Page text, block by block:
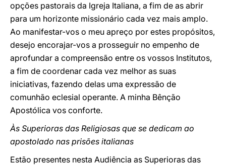
opções pastorais da Igreja Italiana, a fim de as abrir
para um horizonte missionário cada vez mais amplo.
Ao manifestar-vos o meu apreço por estes propósitos,
desejo encorajar-vos a prosseguir no empenho de
aprofundar a compreensão entre os vossos Institutos,
a fim de coordenar cada vez melhor as suas
iniciativas, fazendo delas uma expressão de
comunhão eclesial operante. A minha Bênção
Apostólica vos conforte.
Às Superioras das Religiosas que se dedicam ao
apostolado nas prisões italianas
Estão presentes nesta Audiência as Superioras das